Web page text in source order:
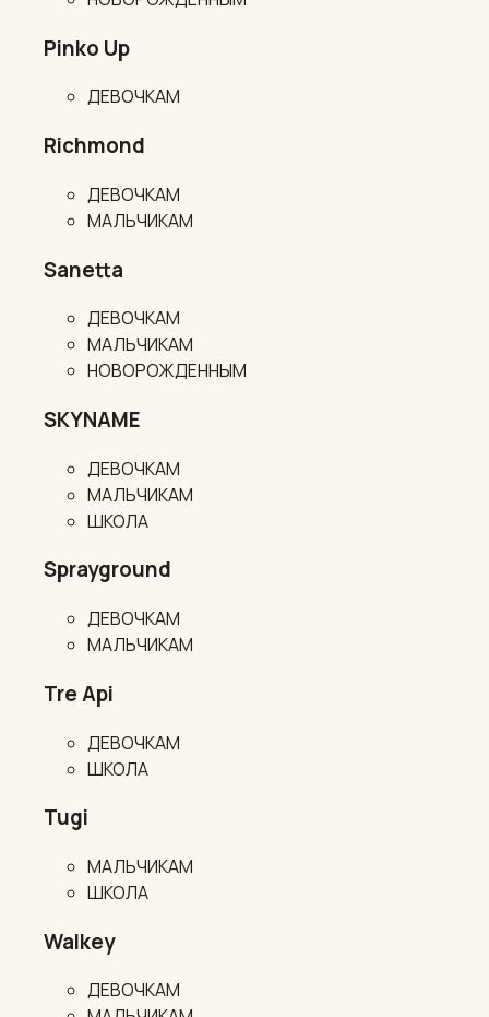
Pinko Up
ДЕВОЧКАМ
Richmond
ДЕВОЧКАМ
МАЛЬЧИКАМ
Sanetta
ДЕВОЧКАМ
МАЛЬЧИКАМ
НОВОРОЖДЕННЫМ
SKYNAME
ДЕВОЧКАМ
МАЛЬЧИКАМ
ШКОЛА
Sprayground
ДЕВОЧКАМ
МАЛЬЧИКАМ
Tre Api
ДЕВОЧКАМ
ШКОЛА
Tugi
МАЛЬЧИКАМ
ШКОЛА
Walkey
ДЕВОЧКАМ